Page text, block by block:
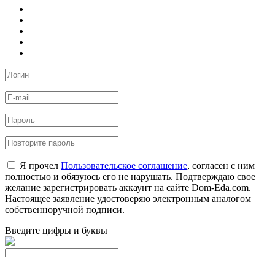
Я прочел Пользовательское соглашение, согласен с ним
полностью и обязуюсь его не нарушать. Подтверждаю свое
желание зарегистрировать аккаунт на сайте Dom-Eda.com.
Настоящее заявление удостоверяю электронным аналогом
собственноручной подписи.
Введите цифры и буквы